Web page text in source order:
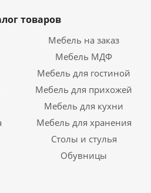
товаров
Мебель на заказ
Мебель МДФ
Мебель для гостиной
Мебель для прихожей
Мебель для кухни
Мебель для хранения
Столы и стулья
Обувницы